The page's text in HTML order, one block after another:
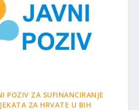
POZIV ZA SUFINANCIRANJE
ZA HRVATE U BIH